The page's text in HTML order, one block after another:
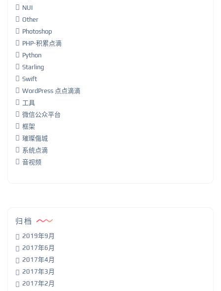
NUI
Other
Photoshop
PHP-积累点滴
Python
Starling
Swift
WordPress 点点滴滴
工具
微信公众平台
框架
璀璨傷城
系统点滴
音视频
归档
2019年9月
2017年6月
2017年4月
2017年3月
2017年2月